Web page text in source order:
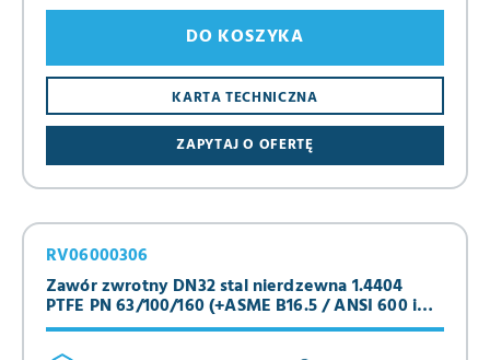
ZAPYTAJ O OFERTĘ
KARTA TECHNICZNA
DO KOSZYKA
Zawór zwrotny DN32 stal nierdzewna 1.4404
PTFE PN 63/100/160 (+ASME B16.5 / ANSI 600 i
900)
RV06000306